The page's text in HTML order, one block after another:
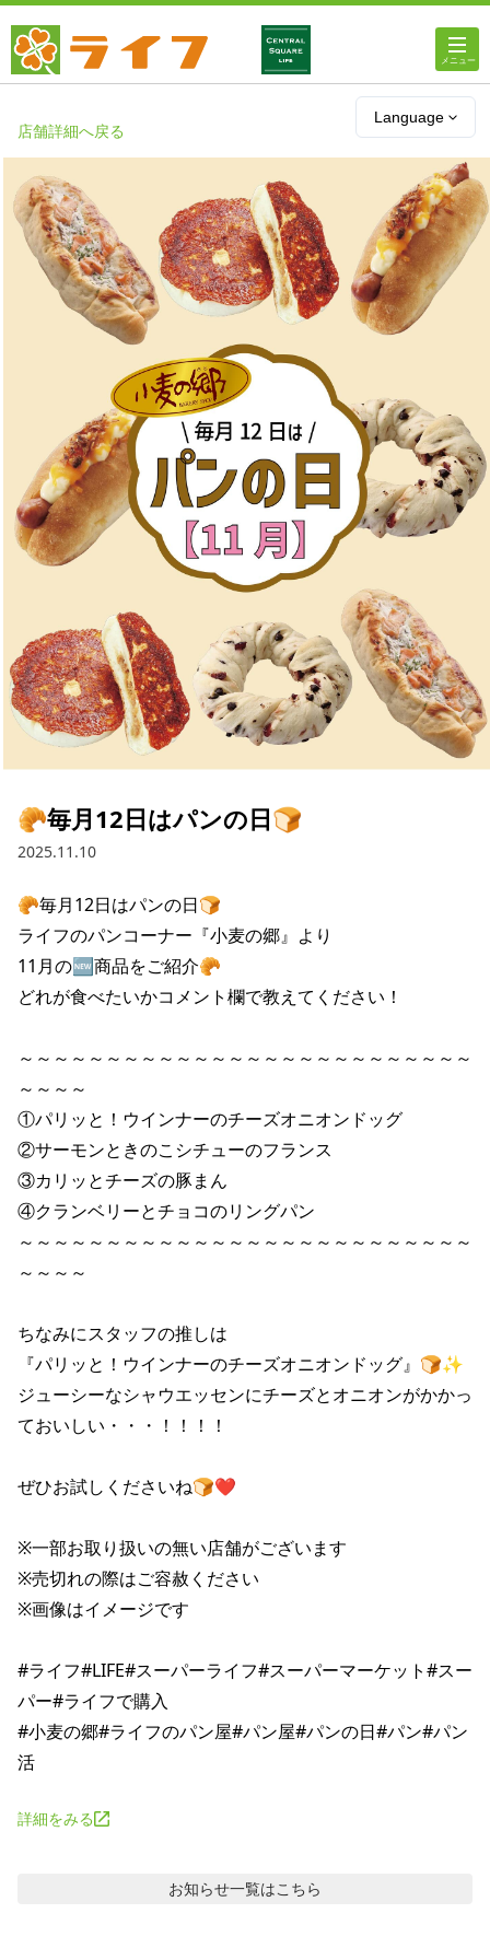
Language
ライフのオンラインストア
ライフ ネットスーパー
企業情報
IR情報
採用情報
お問い合わせ
Contact us in English
店舗詳細へ戻る
🥐毎月12日はパンの日🍞
2025.11.10
🥐毎月12日はパンの日🍞
ライフのパンコーナー『小麦の郷』より
11月の🆕商品をご紹介🥐
どれが食べたいかコメント欄で教えてください！
～～～～～～～～～～～～～～～～～～～～～～～～～～
～～～～
①パリッと！ウインナーのチーズオニオンドッグ
②サーモンときのこシチューのフランス
③カリッとチーズの豚まん
④クランベリーとチョコのリングパン
～～～～～～～～～～～～～～～～～～～～～～～～～～
～～～～
ちなみにスタッフの推しは
『パリッと！ウインナーのチーズオニオンドッグ』🍞✨
ジューシーなシャウエッセンにチーズとオニオンがかかっ
ておいしい・・・！！！！
ぜひお試しくださいね🍞❤
※一部お取り扱いの無い店舗がございます
※売切れの際はご容赦ください
※画像はイメージです
#ライフ#LIFE#スーパーライフ#スーパーマーケット#スー
パー#ライフで購入
#小麦の郷#ライフのパン屋#パン屋#パンの日#パン#パン
詳細をみる
お知らせ一覧はこちら